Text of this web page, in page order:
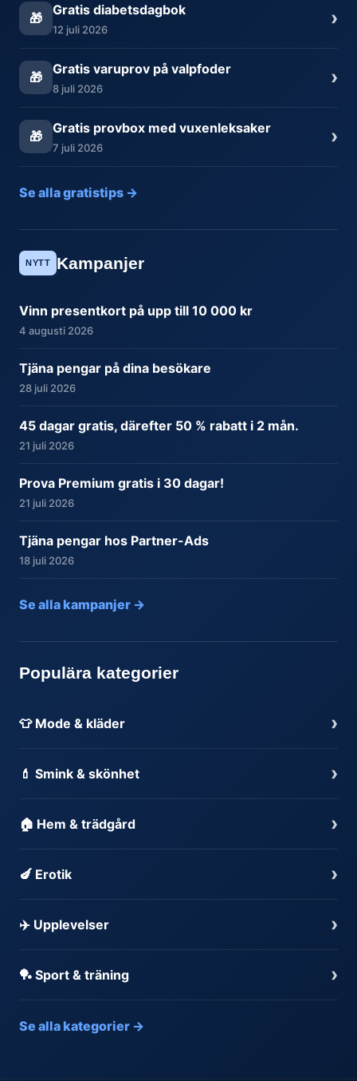
🎁
Gratis diabetsdagbok
12 juli 2026 ›
🎁
Gratis varuprov på valpfoder
8 juli 2026 ›
🎁
Gratis provbox med vuxenleksaker
7 juli 2026 ›
Se alla gratistips →
NYTT Kampanjer
Vinn presentkort på upp till 10 000 kr
4 augusti 2026
Tjäna pengar på dina besökare
28 juli 2026
45 dagar gratis, därefter 50 % rabatt i 2 mån.
21 juli 2026
Prova Premium gratis i 30 dagar!
21 juli 2026
Tjäna pengar hos Partner-Ads
18 juli 2026
Se alla kampanjer →
Populära kategorier
👕 Mode & kläder ›
💄 Smink & skönhet ›
🏠 Hem & trädgård ›
🍆 Erotik ›
✈️ Upplevelser ›
🏓 Sport & träning ›
Se alla kategorier →